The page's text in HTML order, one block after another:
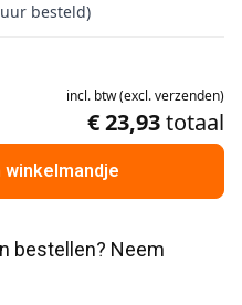
besteld)
incl. btw(excl.verzenden)
€ 23,93totaal